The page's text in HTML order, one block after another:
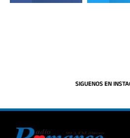
SIGUENOS EN